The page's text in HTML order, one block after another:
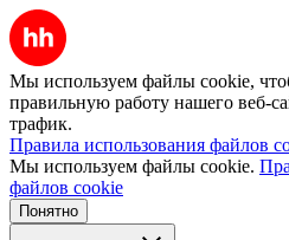
Мы используем файлы cookie,
правильную работу нашего веб-
трафик.
Правила использования файлов
Мы используем файлы cookie.
файлов cookie
Понятно